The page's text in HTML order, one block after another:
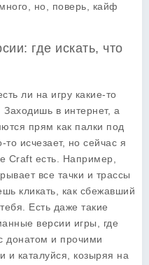
но, поверь, кайф
где искать, что
ли на игру какие-то
в интернет, а
прям как палки под
то исчезает, но сейчас я
Craft есть. Например,
все тачки и трассы
кликать, как сбежавший
Есть даже такие
версии игры, где
донатом и прочими
и каталуйся, козыряя на